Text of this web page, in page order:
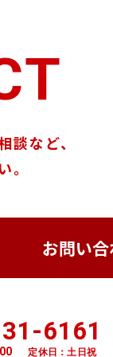
談など、
。
お問い
6161
定休日：土日祝